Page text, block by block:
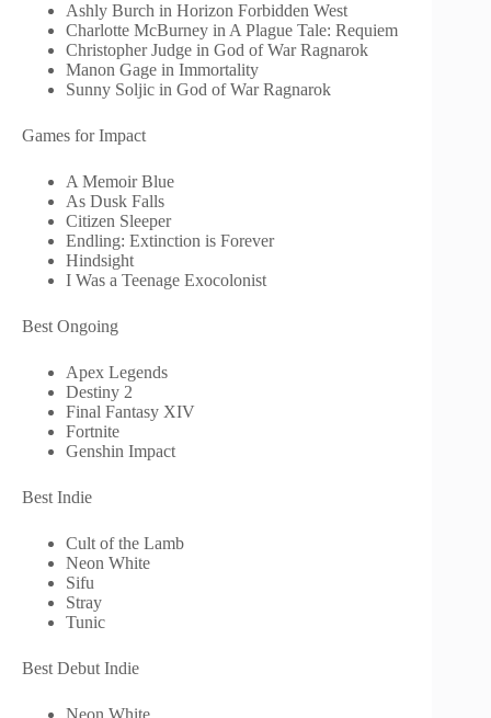
Ashly Burch in Horizon Forbidden West
Charlotte McBurney in A Plague Tale: Requiem
Christopher Judge in God of War Ragnarok
Manon Gage in Immortality
Sunny Soljic in God of War Ragnarok
Games for Impact
A Memoir Blue
As Dusk Falls
Citizen Sleeper
Endling: Extinction is Forever
Hindsight
I Was a Teenage Exocolonist
Best Ongoing
Apex Legends
Destiny 2
Final Fantasy XIV
Fortnite
Genshin Impact
Best Indie
Cult of the Lamb
Neon White
Sifu
Stray
Tunic
Best Debut Indie
Neon White